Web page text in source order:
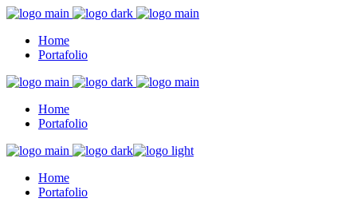
Home
Portafolio
Home
Portafolio
Home
Portafolio